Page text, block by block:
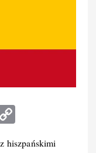
hiszpańskimi